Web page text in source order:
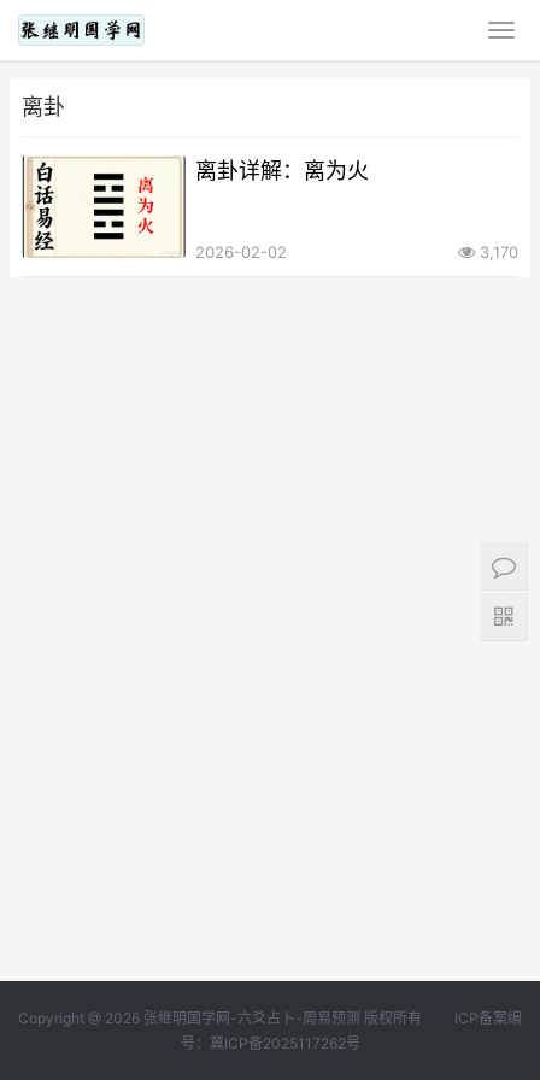
离卦
离卦详解：离为火
2026-02-02 3,170
Copyright @ 2026 张继明国学网-六爻占卜-周易预测 版权所有 ICP备案编
号：冀ICP备2025117262号